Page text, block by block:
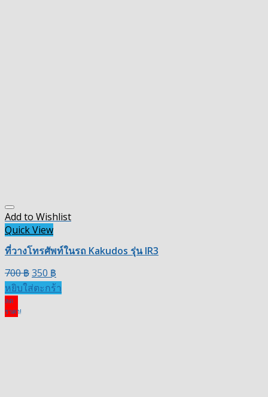
Add to Wishlist
Quick View
ที่วางโทรศัพท์ในรถ Kakudos รุ่น IR3
700฿350 ฿
หยิบใส่ตะกร้า
ลด
ราคา!